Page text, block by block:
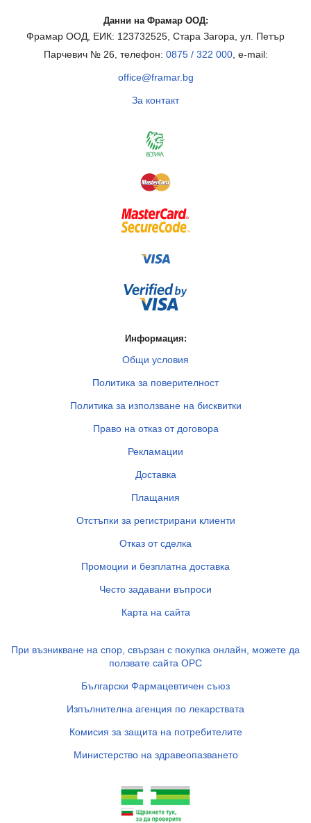
Данни на Фрамар ООД:
Фрамар ООД, ЕИК: 123732525, Стара Загора, ул. Петър
Парчевич № 26, телефон: 0875 / 322 000, e-mail:
office@framar.bg
За контакт
Информация:
Общи условия
Политика за поверителност
Политика за използване на бисквитки
Право на отказ от договора
Рекламации
Доставка
Плащания
Отстъпки за регистрирани клиенти
Отказ от сделка
Промоции и безплатна доставка
Често задавани въпроси
Карта на сайта
При възникване на спор, свързан с покупка онлайн, можете да
ползвате сайта ОРС
Български Фармацевтичен съюз
Изпълнителна агенция по лекарствата
Комисия за защита на потребителите
Министерство на здравеопазването